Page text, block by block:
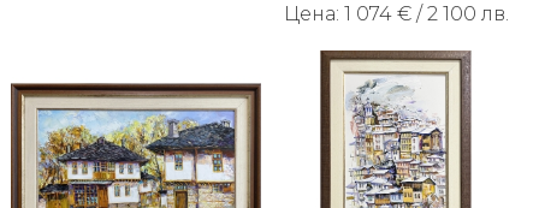
Цена: 1 074 € / 2 100 лв.